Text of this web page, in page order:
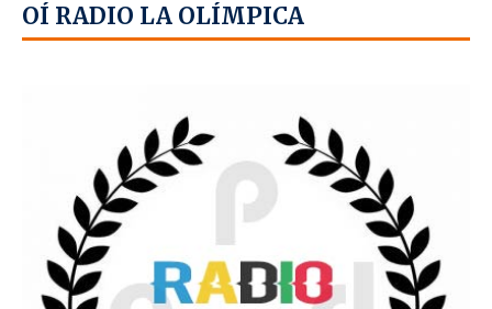
OÍ RADIO LA OLÍMPICA